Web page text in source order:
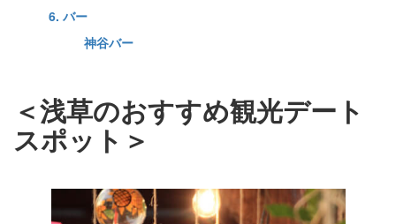
6. バー
神谷バー
＜浅草のおすすめ観光デート
スポット＞